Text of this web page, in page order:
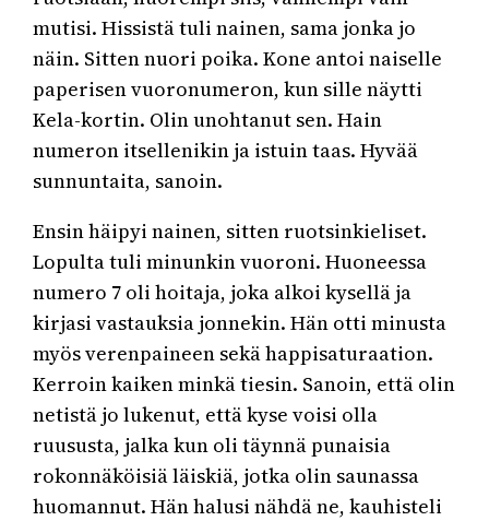
mutisi. Hissistä tuli nainen, sama jonka jo
näin. Sitten nuori poika. Kone antoi naiselle
paperisen vuoronumeron, kun sille näytti
Kela-kortin. Olin unohtanut sen. Hain
numeron itsellenikin ja istuin taas. Hyvää
sunnuntaita, sanoin.
Ensin häipyi nainen, sitten ruotsinkieliset.
Lopulta tuli minunkin vuoroni. Huoneessa
numero 7 oli hoitaja, joka alkoi kysellä ja
kirjasi vastauksia jonnekin. Hän otti minusta
myös verenpaineen sekä happisaturaation.
Kerroin kaiken minkä tiesin. Sanoin, että olin
netistä jo lukenut, että kyse voisi olla
ruususta, jalka kun oli täynnä punaisia
rokonnäköisiä läiskiä, jotka olin saunassa
huomannut. Hän halusi nähdä ne, kauhisteli